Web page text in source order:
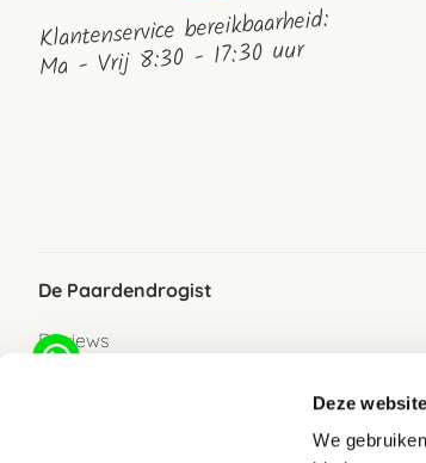
Deze
We
Klantenservice bereikbaarheid:
Ma - Vrij 8:30 - 17:30 uur
De Paardendrogist
Reviews